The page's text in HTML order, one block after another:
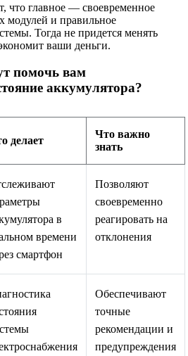
что главное — своевременное
модулей и правильное
Тогда не придется менять
ваши деньги.
помочь вам
аккумулятора?
делает
Что важно
знать
в
времени
смартфон
Позволяют
своевременно
реагировать на
отклонения
Обеспечивают
точные
рекомендации и
предупреждения